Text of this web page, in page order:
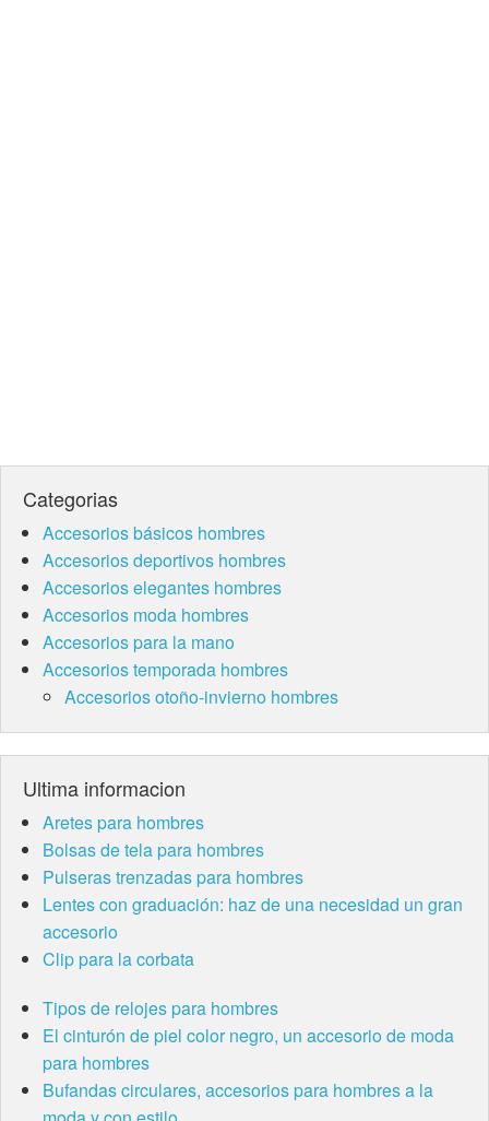
Categorias
Accesorios básicos hombres
Accesorios deportivos hombres
Accesorios elegantes hombres
Accesorios moda hombres
Accesorios para la mano
Accesorios temporada hombres
Accesorios otoño-invierno hombres
Ultima informacion
Aretes para hombres
Bolsas de tela para hombres
Pulseras trenzadas para hombres
Lentes con graduación: haz de una necesidad un gran
accesorio
Clip para la corbata
Tipos de relojes para hombres
El cinturón de piel color negro, un accesorio de moda
para hombres
Bufandas circulares, accesorios para hombres a la